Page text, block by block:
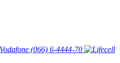
(066) 6-4444-70